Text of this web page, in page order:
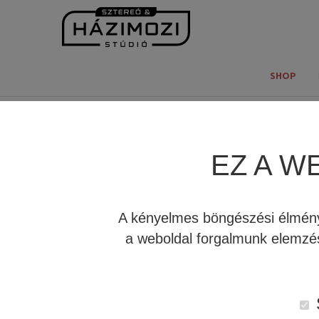
SHOP
EZ A
A kényelmes böngészési
a weboldal forgalmunk